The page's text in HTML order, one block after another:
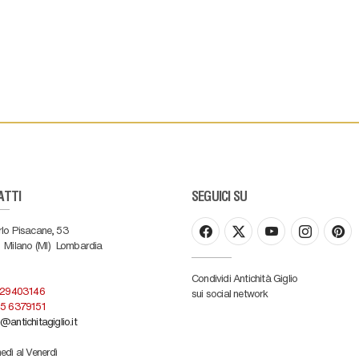
Pisacane, 53
Milano (MI) Lombardia
6379151
al Venerdì
SEGUICI SU
Condividi Antichità Giglio
sui social network